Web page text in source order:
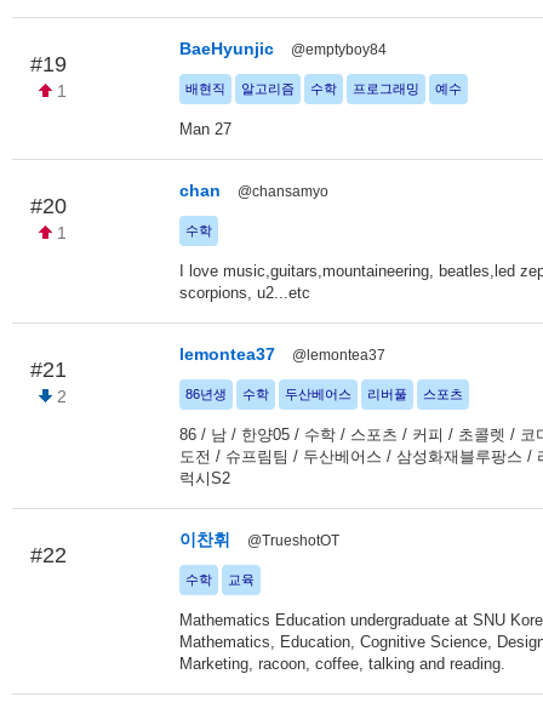
#19
1
BaeHyunjic @emptyboy84
배현직 알고리즘 수학 프로그래밍 예수
Man 27
#20
1
chan @chansamyo
수학
I love music,guitars,mountaineering, beatles,led
scorpions, u2...etc
#21
2
lemontea37 @lemontea37
86년생 수학 두산베어스 리버풀 스포츠
86 / 남 / 한양05 / 수학 / 스포츠 / 커피 / 초콜렛 / 코
도전 / 슈프림팀 / 두산베어스 / 삼성화재블루팡스 /
럭시S2
#22
이찬휘 @TrueshotOT
수학 교육
Mathematics Education undergraduate at SNU
Mathematics, Education, Cognitive Science,
Marketing, racoon, coffee, talking and reading.